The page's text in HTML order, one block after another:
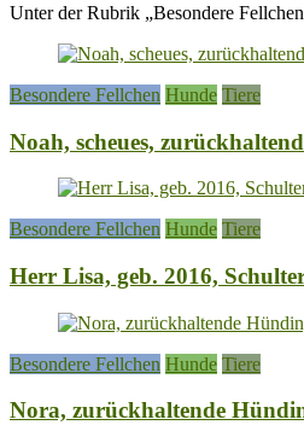
Unter der Rubrik „Besondere
Besondere Fellchen Hunde Tiere
Noah, scheues,
Besondere Fellchen Hunde Tiere
Herr Lisa, geb. 2016,
Besondere Fellchen Hunde Tiere
Nora, zurückhaltende